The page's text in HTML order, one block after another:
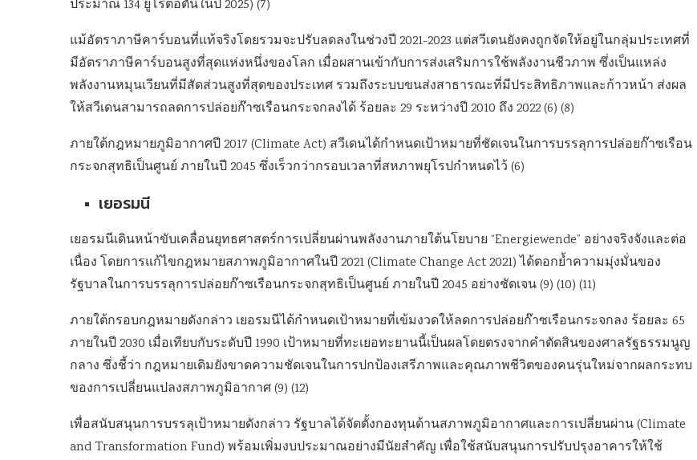
ประมาณ 134 ยูโรต่อตันในปี 2025) (7)
แม้อัตราภาษีคาร์บอนที่แท้จริงโดยรวมจะปรับลดลงในช่วงปี 2021-2023 แต่สวีเดนยังคงถูกจัดให้อยู่ในกลุ่มประเทศที่
มีอัตราภาษีคาร์บอนสูงที่สุดแห่งหนึ่งของโลก เมื่อผสานเข้ากับการส่งเสริมการใช้พลังงานชีวภาพ ซึ่งเป็นแหล่ง
พลังงานหมุนเวียนที่มีสัดส่วนสูงที่สุดของประเทศ รวมถึงระบบขนส่งสาธารณะที่มีประสิทธิภาพและก้าวหน้า ส่งผล
ให้สวีเดนสามารถลดการปล่อยก๊าซเรือนกระจกลงได้ ร้อยละ 29 ระหว่างปี 2010 ถึง 2022 (6) (8)
ภายใต้กฎหมายภูมิอากาศปี 2017 (Climate Act) สวีเดนได้กำหนดเป้าหมายที่ชัดเจนในการบรรลุการปล่อยก๊าซเรือน
กระจกสุทธิเป็นศูนย์ ภายในปี 2045 ซึ่งเร็วกว่ากรอบเวลาที่สหภาพยุโรปกำหนดไว้ (6)
เยอรมนี
เยอรมนีเดินหน้าขับเคลื่อนยุทธศาสตร์การเปลี่ยนผ่านพลังงานภายใต้นโยบาย “Energiewende” อย่างจริงจังและต่อ
เนื่อง โดยการแก้ไขกฎหมายสภาพภูมิอากาศในปี 2021 (Climate Change Act 2021) ได้ตอกย้ำความมุ่งมั่นของ
รัฐบาลในการบรรลุการปล่อยก๊าซเรือนกระจกสุทธิเป็นศูนย์ ภายในปี 2045 อย่างชัดเจน (9) (10) (11)
ภายใต้กรอบกฎหมายดังกล่าว เยอรมนีได้กำหนดเป้าหมายที่เข้มงวดให้ลดการปล่อยก๊าซเรือนกระจกลง ร้อยละ 65
ภายในปี 2030 เมื่อเทียบกับระดับปี 1990 เป้าหมายที่ทะเยอทะยานนี้เป็นผลโดยตรงจากคำตัดสินของศาลรัฐธรรมนูญ
กลาง ซึ่งชี้ว่า กฎหมายเดิมยังขาดความชัดเจนในการปกป้องเสรีภาพและคุณภาพชีวิตของคนรุ่นใหม่จากผลกระทบ
ของการเปลี่ยนแปลงสภาพภูมิอากาศ (9) (12)
เพื่อสนับสนุนการบรรลุเป้าหมายดังกล่าว รัฐบาลได้จัดตั้งกองทุนด้านสภาพภูมิอากาศและการเปลี่ยนผ่าน (Climate
and Transformation Fund) พร้อมเพิ่มงบประมาณอย่างมีนัยสำคัญ เพื่อใช้สนับสนุนการปรับปรุงอาคารให้ใช้